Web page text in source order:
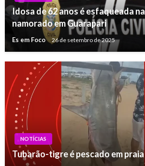
Idosa de 62 anos é esfaqueada
namorado em Guarapari
Es em Foco 26 de setembro de 2025
NOTÍCIAS
Tubarão-tigre é pescado em praia